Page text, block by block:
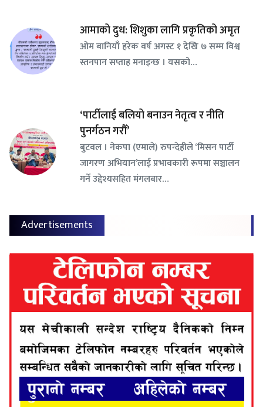
आमाको दुध: शिशुका लागि प्रकृतिको अमृत
ओम बानियाँ हरेक वर्ष अगस्ट १ देखि ७ सम्म विश्व
स्तनपान सप्ताह मनाइन्छ । यसको…
‘पार्टीलाई बलियो बनाउन नेतृत्व र नीति
पुनर्गठन गरौँ’
बुटवल । नेकपा (एमाले) रुपन्देहीले ‘मिसन पार्टी
जागरण अभियान’लाई प्रभावकारी रूपमा सञ्चालन
गर्ने उद्देश्यसहित मंगलबार…
Advertisements